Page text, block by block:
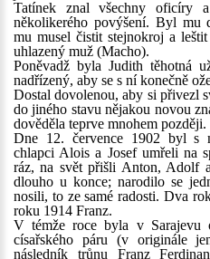
Tatínek znal všechny oficíry
několikerého povýšení. Byl mu
mu musel čistit stejnokroj a
uhlazený muž (Macho).
Poněvadž byla Judith těhotná
nadřízený, aby se s ní konečně
Dostal dovolenou, aby si přivezl
do jiného stavu nějakou novou
dověděla teprve mnohem později.
Dne 12. července 1902 byl s
chlapci Alois a Josef umřeli na
ráz, na svět přišli Anton, Adolf
dlouho u konce; narodilo se
nosili, to ze samé radosti. Dva
roku 1914 Franz.
V témže roce byla v Sarajevu
císařského páru (v originále
následník trůnu Franz